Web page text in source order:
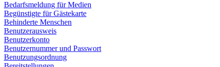
Bedarfsmeldung für Medien
Begünstigte für Gästekarte
Behinderte Menschen
Benutzerausweis
Benutzerkonto
Benutzernummer und Passwort
Benutzungsordnung